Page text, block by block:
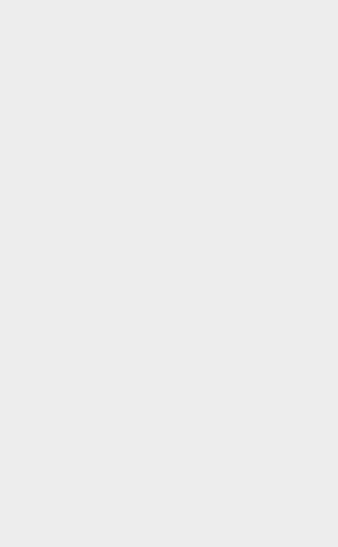
ce coloriage petite sirène au coquillage directement sur ton
SIRENE? Hellokids te propose le coloriage petite sirène au